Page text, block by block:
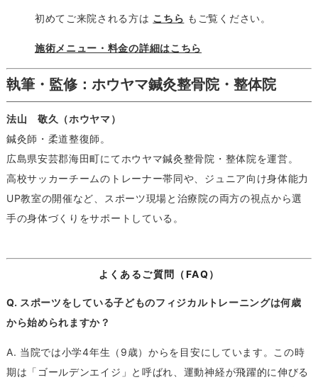
初めてご来院される方は こちら もご覧ください。
施術メニュー・料金の詳細はこちら
執筆・監修：ホウヤマ鍼灸整骨院・整体院
法山 敬久（ホウヤマ）
鍼灸師・柔道整復師。
広島県安芸郡海田町にてホウヤマ鍼灸整骨院・整体院を運営。
高校サッカーチームのトレーナー帯同や、ジュニア向け身体能力
UP教室の開催など、スポーツ現場と治療院の両方の視点から選
手の身体づくりをサポートしている。
よくあるご質問（FAQ）
Q. スポーツをしている子どものフィジカルトレーニングは何歳
から始められますか？
A. 当院では小学4年生（9歳）からを目安にしています。この時
期は「ゴールデンエイジ」と呼ばれ、運動神経が飛躍的に伸びる